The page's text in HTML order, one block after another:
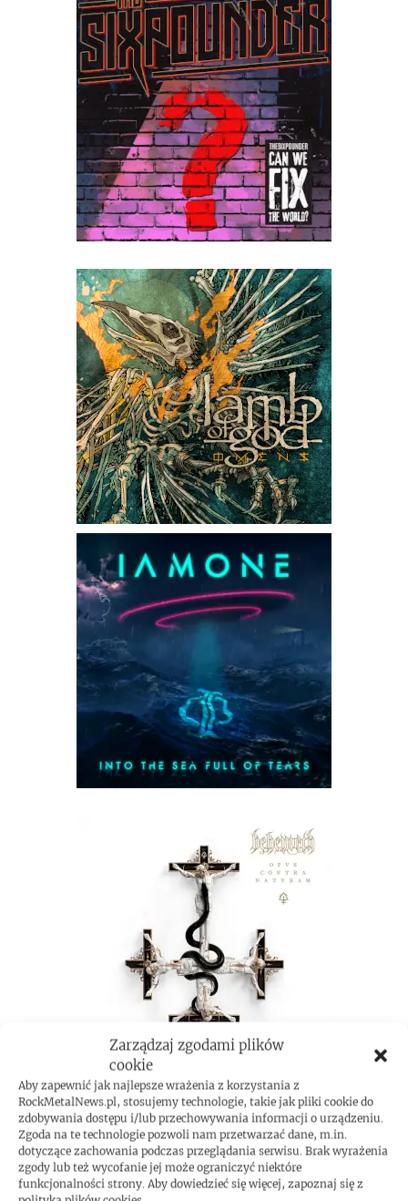
Zarządzaj zgodami plików
cookie
Aby zapewnić jak najlepsze wrażenia z korzystania z
RockMetalNews.pl, stosujemy technologie, takie jak pliki cookie do
zdobywania dostępu i/lub przechowywania informacji o urządzeniu.
Zgoda na te technologie pozwoli nam przetwarzać dane, m.in.
dotyczące zachowania podczas przeglądania serwisu. Brak wyrażenia
zgody lub też wycofanie jej może ograniczyć niektóre
funkcjonalności strony. Aby dowiedzieć się więcej, zapoznaj się z
ROCKMETAL F***T